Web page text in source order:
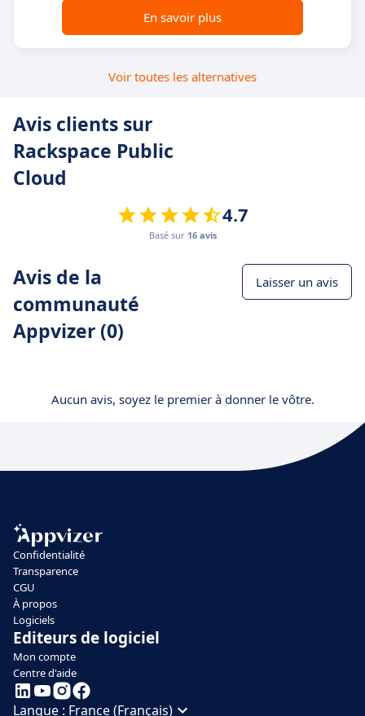
En savoir plus
Voir toutes les alternatives
Avis clients sur
Rackspace Public
Cloud
4.7
Basé sur 16 avis
Avis de la
communauté
Appvizer (0)
Laisser un avis
Aucun avis, soyez le premier à donner le vôtre.
Confidentialité
Transparence
CGU
À propos
Logiciels
Editeurs de logiciel
Mon compte
Centre d'aide
Langue : France (Français)